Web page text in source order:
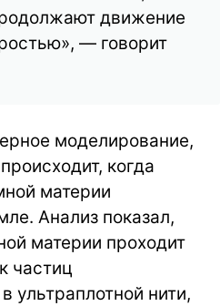
движение
— говорит
моделирование,
когда
материи
Анализ показал,
материи проходит
частиц
ультраплотной нити,